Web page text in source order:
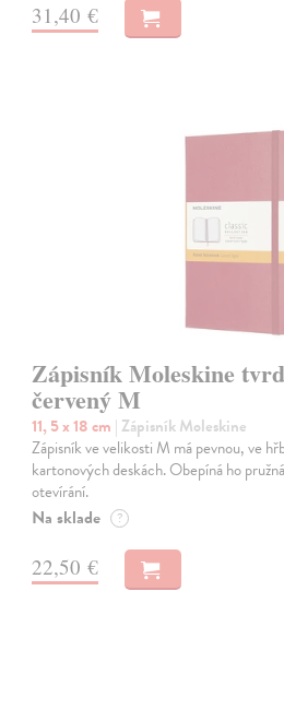
31,40 €
Zápisník Moleskine
červený M
11, 5 x 18 cm | Zápisník Moleskine
Zápisník ve velikosti M má pevnou, ve
kartonových deskách. Obepíná ho
otevírání.
Na sklade ?
22,50 €